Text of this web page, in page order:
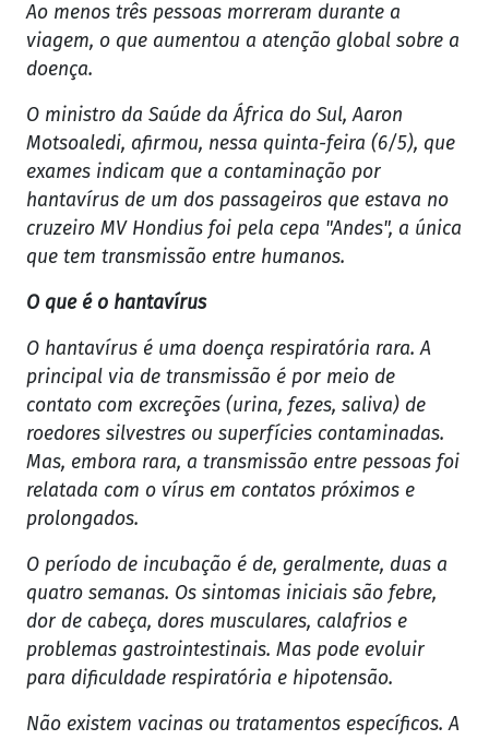
Ao menos três pessoas morreram durante a
viagem, o que aumentou a atenção global sobre a
doença.
O ministro da Saúde da África do Sul, Aaron
Motsoaledi, afirmou, nessa quinta-feira (6/5), que
exames indicam que a contaminação por
hantavírus de um dos passageiros que estava no
cruzeiro MV Hondius foi pela cepa "Andes", a única
que tem transmissão entre humanos.
O que é o hantavírus
O hantavírus é uma doença respiratória rara. A
principal via de transmissão é por meio de
contato com excreções (urina, fezes, saliva) de
roedores silvestres ou superfícies contaminadas.
Mas, embora rara, a transmissão entre pessoas foi
relatada com o vírus em contatos próximos e
prolongados.
O período de incubação é de, geralmente, duas a
quatro semanas. Os sintomas iniciais são febre,
dor de cabeça, dores musculares, calafrios e
problemas gastrointestinais. Mas pode evoluir
para dificuldade respiratória e hipotensão.
Não existem vacinas ou tratamentos específicos. A